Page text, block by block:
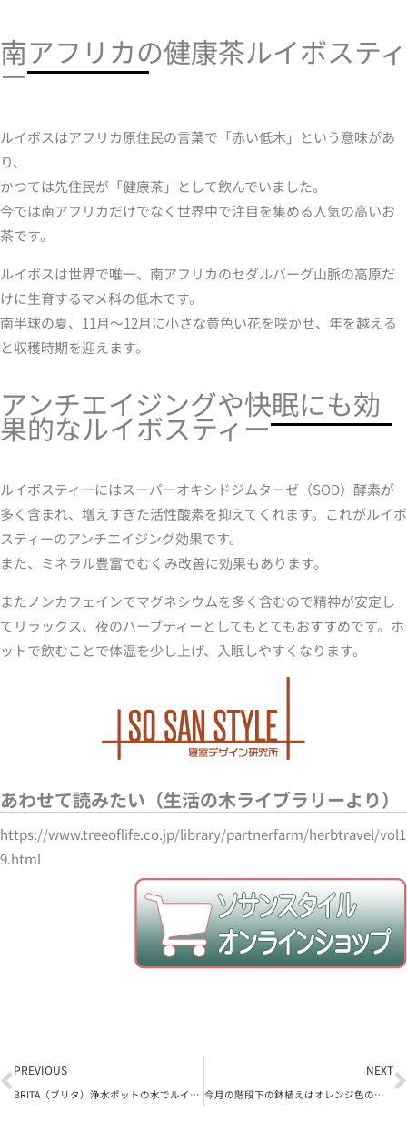
南アフリカの健康茶ルイボスティ
ー
ルイボスはアフリカ原住民の言葉で「赤い低木」という意味があ
り、
かつては先住民が「健康茶」として飲んでいました。
今では南アフリカだけでなく世界中で注目を集める人気の高いお
茶です。
ルイボスは世界で唯一、南アフリカのセダルバーグ山脈の高原だ
けに生育するマメ科の低木です。
南半球の夏、11月～12月に小さな黄色い花を咲かせ、年を越える
と収穫時期を迎えます。
アンチエイジングや快眠にも効
果的なルイボスティー
ルイボスティーにはスーパーオキシドジムターゼ（SOD）酵素が
多く含まれ、増えすぎた活性酸素を抑えてくれます。これがルイボ
スティーのアンチエイジング効果です。
また、ミネラル豊富でむくみ改善に効果もあります。
またノンカフェインでマグネシウムを多く含むので精神が安定し
てリラックス、夜のハーブティーとしてもとてもおすすめです。ホ
ットで飲むことで体温を少し上げ、入眠しやすくなります。
あわせて読みたい（生活の木ライブラリーより）
https://www.treeoflife.co.jp/library/partnerfarm/herbtravel/vol1
9.html
PREVIOUS
BRITA（ブリタ）浄水ポットの水でルイボスティーを入れています
NEXT
今月の階段下の鉢植えはオレンジ色の日日草です